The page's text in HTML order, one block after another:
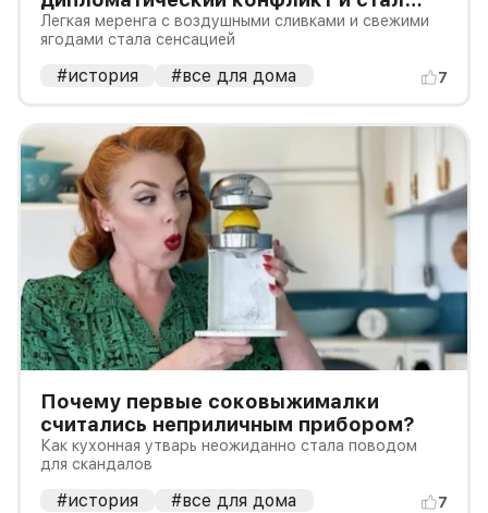
символом феминисток
Легкая меренга с воздушными сливками и свежими
ягодами стала сенсацией
#история #все для дома 7
Почему первые соковыжималки
считались неприличным прибором?
Как кухонная утварь неожиданно стала поводом
для скандалов
#история #все для дома 7